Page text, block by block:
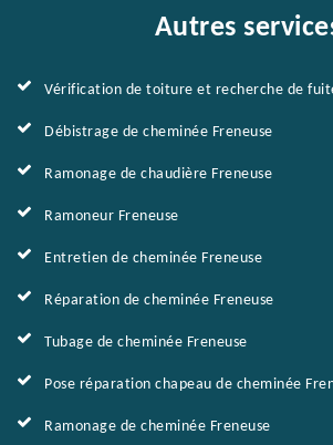
Autres
Vérification de toiture et recherche de
Débistrage de cheminée Freneuse
Ramonage de chaudière Freneuse
Ramoneur Freneuse
Entretien de cheminée Freneuse
Réparation de cheminée Freneuse
Tubage de cheminée Freneuse
Pose réparation chapeau de cheminée
Ramonage de cheminée Freneuse